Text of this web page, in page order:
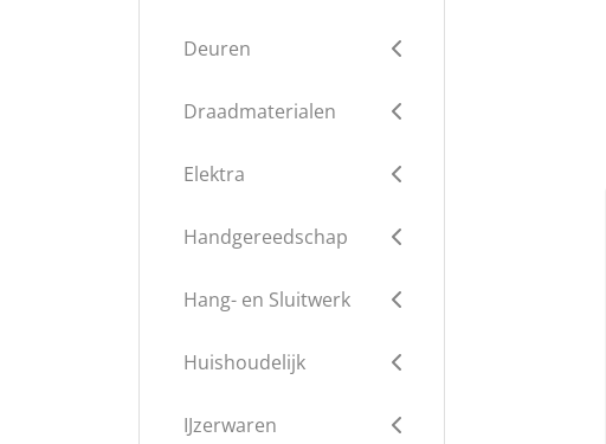
Deuren
Draadmaterialen
Elektra
Handgereedschap
Hang- en Sluitwerk
Huishoudelijk
IJzerwaren